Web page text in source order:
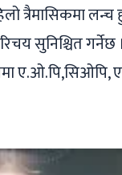
त्रैमासिकमा
सुनिश्चित